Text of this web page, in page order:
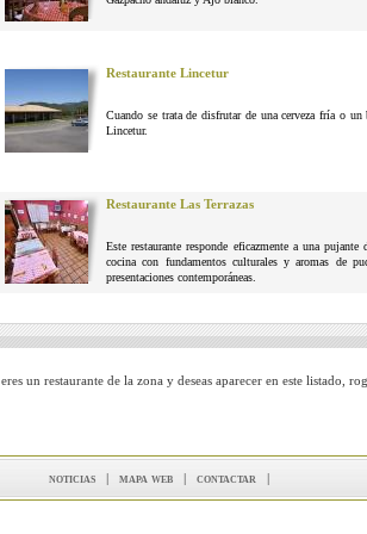
Restaurante Lincetur
Cuando se trata de disfrutar de una cerveza fría o
Lincetur.
Restaurante Las Terrazas
Este restaurante responde eficazmente a una
cocina con fundamentos culturales y aromas de
presentaciones contemporáneas.
un restaurante de la zona y deseas aparecer en este listado,
noticias | mapa web | contactar |